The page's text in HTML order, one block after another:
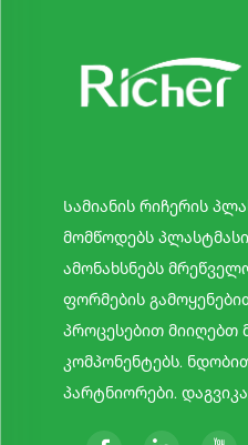
Სამიანის რიჩერის
მომწოდებს
ამონახსნებს
ფორმების
პროცესებით მიიღებთ
კომპონენტებს.
პარტნიორები.